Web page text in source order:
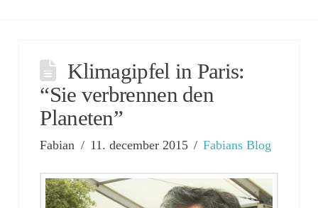
Klimagipfel in Paris:
“Sie verbrennen den
Planeten”
Fabian 11. december 2015 Fabians Blog